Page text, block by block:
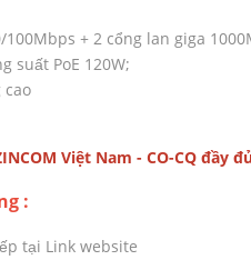
100Mbps + 2 cổng lan giga
suất PoE 120W;
cao
Việt Nam - CO-CQ đầy
:
tại Link website